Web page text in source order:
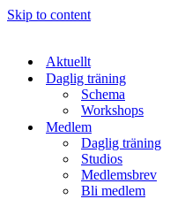
Skip to content
Aktuellt
Daglig träning
Schema
Workshops
Medlem
Daglig träning
Studios
Medlemsbrev
Bli medlem